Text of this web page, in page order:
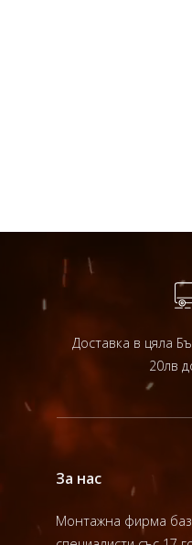
Доставка в цяла
20лв
За нас
Монтажна фирма